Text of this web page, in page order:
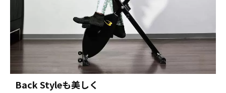
Back Styleも美しく